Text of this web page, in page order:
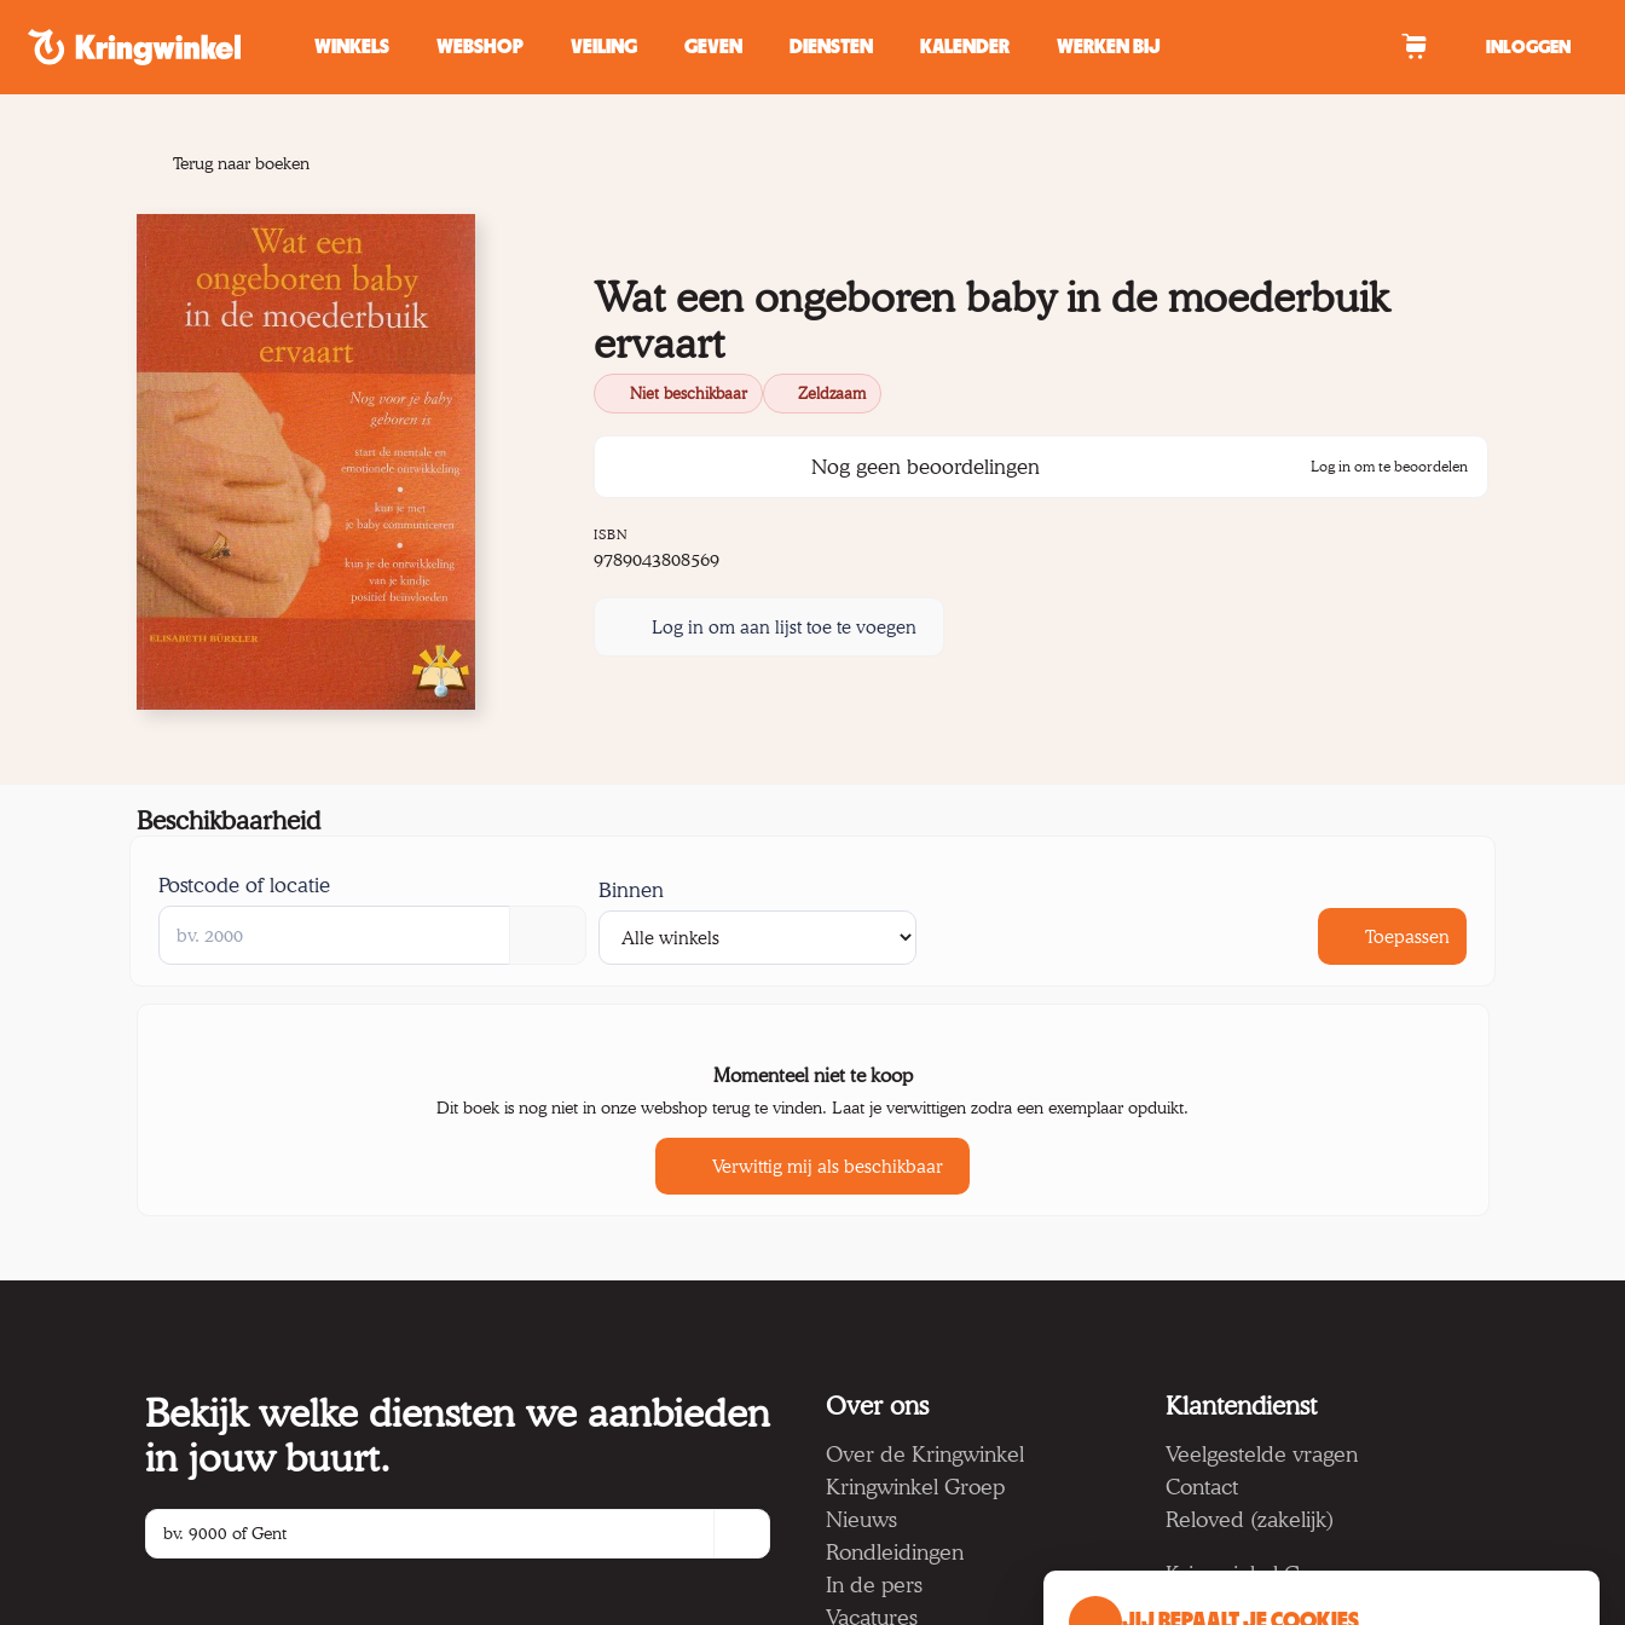
WINKELS
WEBSHOP VEILING GEVEN DIENSTEN KALENDER WERKEN BIJ INLOGGEN
Terug naar boeken
Wat een ongeboren baby in de moederbuik
ervaart
Niet beschikbaar Zeldzaam
Nog geen beoordelingen Log in om te beoordelen
ISBN
9789043808569
Log in om aan lijst toe te voegen
Beschikbaarheid
Postcode of locatie Binnen
Toepassen
Momenteel niet te koop
Dit boek is nog niet in onze webshop terug te vinden. Laat je verwittigen zodra een exemplaar opduikt.
Verwittig mij als beschikbaar
Bekijk welke diensten we aanbieden
in jouw buurt.
Over ons
Over de Kringwinkel
Kringwinkel Groep
Nieuws
Rondleidingen
In de pers
Vacatures
Klantendienst
Veelgestelde vragen
Contact
Reloved (zakelijk)
Kringwinkel Groep vzw
Koning Albertlaan 124, 9000